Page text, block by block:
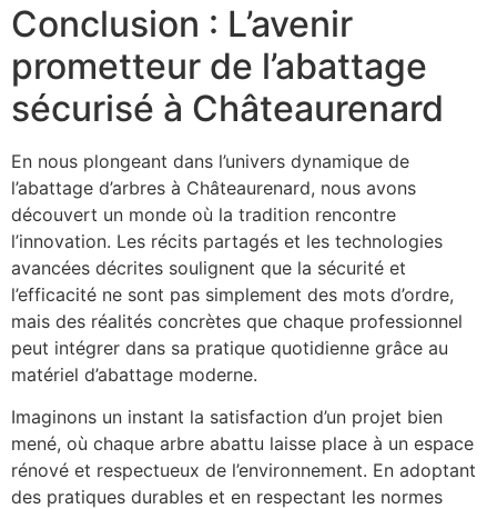
Conclusion : L’avenir
prometteur de l’abattage
sécurisé à Châteaurenard
En nous plongeant dans l’univers dynamique de
l’abattage d’arbres à Châteaurenard, nous avons
découvert un monde où la tradition rencontre
l’innovation. Les récits partagés et les technologies
avancées décrites soulignent que la sécurité et
l’efficacité ne sont pas simplement des mots d’ordre,
mais des réalités concrètes que chaque professionnel
peut intégrer dans sa pratique quotidienne grâce au
matériel d’abattage moderne.
Imaginons un instant la satisfaction d’un projet bien
mené, où chaque arbre abattu laisse place à un espace
rénové et respectueux de l’environnement. En adoptant
des pratiques durables et en respectant les normes